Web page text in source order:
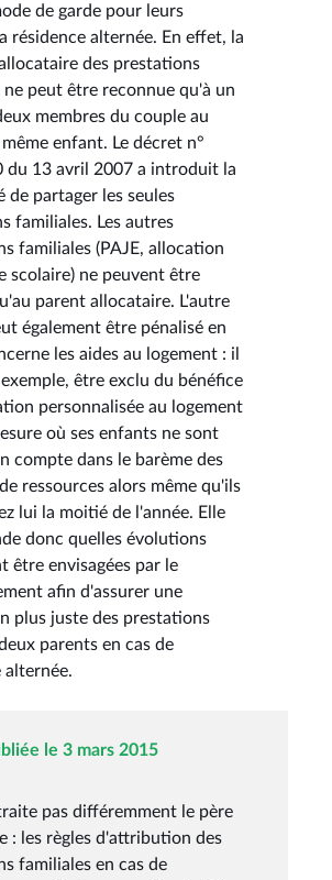
de garde pour leurs
résidence alternée. En effet, la
des prestations
peut être reconnue qu'à un
membres du couple au
enfant. Le décret n°
du 13 avril 2007 a introduit la
de partager les seules
familiales. Les autres
familiales (PAJE, allocation
scolaire) ne peuvent être
parent allocataire. L'autre
également être pénalisé en
les aides au logement : il
être exclu du bénéfice
personnalisée au logement
où ses enfants ne sont
compte dans le barème des
ressources alors même qu'ils
lui la moitié de l'année. Elle
donc quelles évolutions
être envisagées par le
afin d'assurer une
plus juste des prestations
parents en cas de
alternée.
le 3 mars 2015
pas différemment le père
: les règles d'attribution des
familiales en cas de